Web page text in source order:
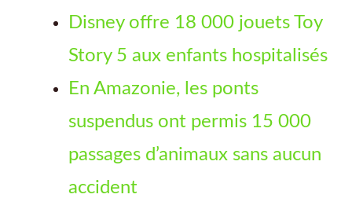
Disney offre 18 000 jouets Toy
Story 5 aux enfants hospitalisés
En Amazonie, les ponts
suspendus ont permis 15 000
passages d’animaux sans aucun
accident